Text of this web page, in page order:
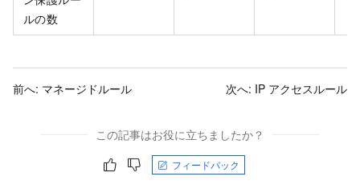
ルの数
前へ: マネージドルール 次へ: IP アクセスルール
この記事はお役に立ちましたか？
フィードバック